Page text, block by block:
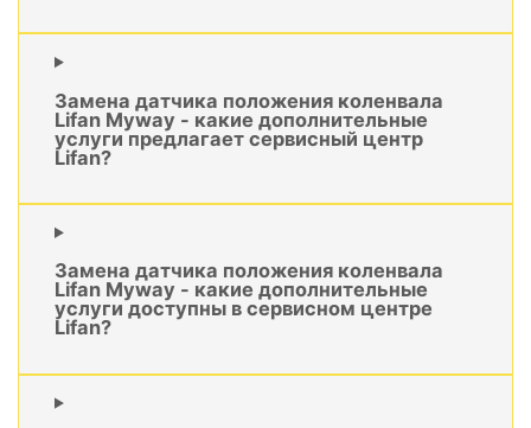
Замена датчика положения коленвала
Lifan Myway - какие дополнительные
услуги предлагает сервисный центр
Lifan?
Замена датчика положения коленвала
Lifan Myway - какие дополнительные
услуги доступны в сервисном центре
Lifan?